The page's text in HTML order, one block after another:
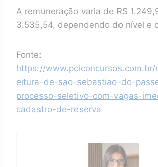
A remuneração varia de R$
3.535,54, dependendo do nível e
Fonte:
https://
eitura-de-sao-sebastiao-do-
processo-seletivo-com-vagas-
cadastro-de-reserva